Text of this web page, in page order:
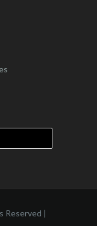
Reserved |